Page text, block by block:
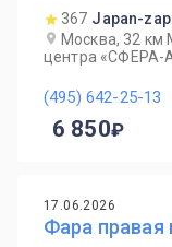
367 Japan-zap
Москва, 32 км
центра «СФЕРА-
(495) 642-25-13
6 850
17.06.2026
Фара правая